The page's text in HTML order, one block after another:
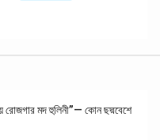
রোজগার মদ হুলিনী”— কোন ছদ্মবেশে